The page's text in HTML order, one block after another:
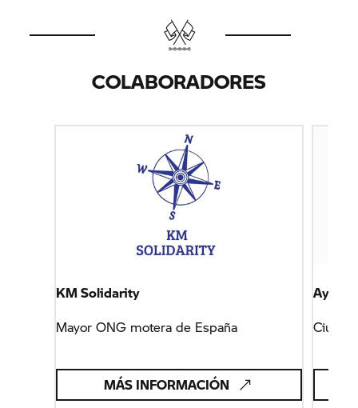
COLABORADORES
KM Solidarity
Mayor ONG motera de España
MÁS INFORMACIÓN